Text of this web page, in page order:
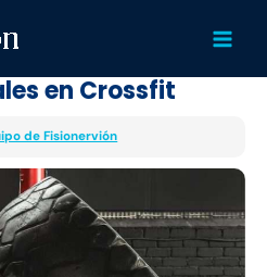
en Crossfit
de Fisionervión